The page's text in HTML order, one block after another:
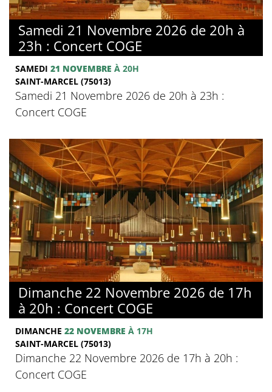
Samedi 21 Novembre 2026 de 20h à
23h : Concert COGE
SAMEDI 21 NOVEMBRE À 20H
SAINT-MARCEL (75013)
Samedi 21 Novembre 2026 de 20h à 23h :
Concert COGE
Dimanche 22 Novembre 2026 de 17h
à 20h : Concert COGE
DIMANCHE 22 NOVEMBRE À 17H
SAINT-MARCEL (75013)
Dimanche 22 Novembre 2026 de 17h à 20h :
Concert COGE